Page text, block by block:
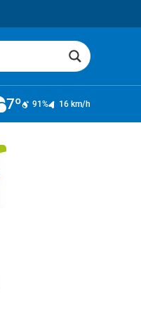
7º 91% 16 km/h